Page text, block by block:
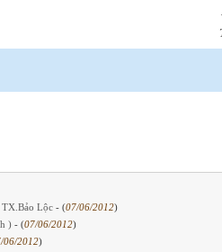
TX.Bảo Lộc - (07/06/2012)
) - (07/06/2012)
06/2012)